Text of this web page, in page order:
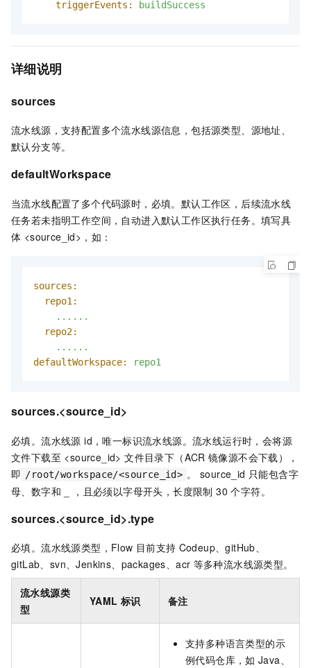
triggerEvents: buildSuccess
详细说明
sources
流水线源，支持配置多个流水线源信息，包括源类型、源地址、
默认分支等。
defaultWorkspace
当流水线配置了多个代码源时，必填。默认工作区，后续流水线
任务若未指明工作空间，自动进入默认工作区执行任务。填写具
体 <source_id>，如：
sources:
repo1:
......
repo2:
......
defaultWorkspace:
repo1
sources.<source_id>
必填。流水线源 id，唯一标识流水线源。流水线运行时，会将源
文件下载至 <source_id> 文件目录下（ACR 镜像源不会下载），
即 /root/workspace/<source_id> 。 source_id 只能包含字
母、数字和 _ ，且必须以字母开头，长度限制 30 个字符。
sources.<source_id>.type
必填。流水线源类型，Flow 目前支持 Codeup、gitHub、
gitLab、svn、Jenkins、packages、acr 等多种流水线源类型。
流水线源类
型
YAML 标识 备注
支持多种语言类型的示
例代码仓库，如 Java、